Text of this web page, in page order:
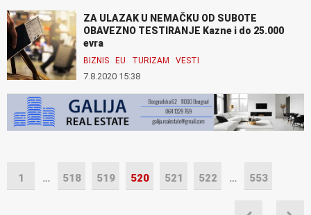
ZA ULAZAK U NEMAČKU OD SUBOTE
OBAVEZNO TESTIRANJE Kazne i do 25.000
evra
BIZNIS EU TURIZAM VESTI
7.8.2020 15:38
1 … 518 519 520 521 522 … 553